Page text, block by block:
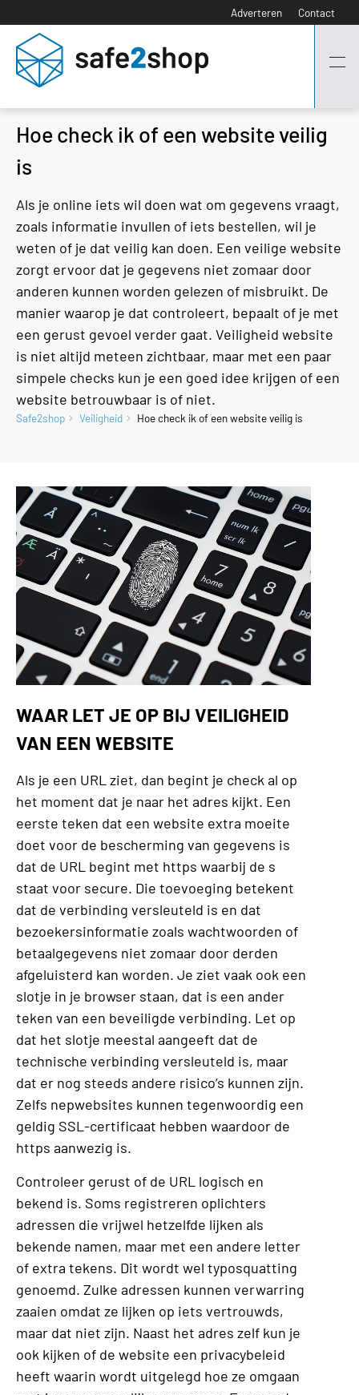
Adverteren Contact
Hoe check ik of een website veilig
is
Als je online iets wil doen wat om gegevens vraagt,
zoals informatie invullen of iets bestellen, wil je
weten of je dat veilig kan doen. Een veilige website
zorgt ervoor dat je gegevens niet zomaar door
anderen kunnen worden gelezen of misbruikt. De
manier waarop je dat controleert, bepaalt of je met
een gerust gevoel verder gaat. Veiligheid website
is niet altijd meteen zichtbaar, maar met een paar
simpele checks kun je een goed idee krijgen of een
website betrouwbaar is of niet.
Safe2shop Veiligheid Hoe check ik of een website veilig is
WAAR LET JE OP BIJ VEILIGHEID
VAN EEN WEBSITE
Als je een URL ziet, dan begint je check al op
het moment dat je naar het adres kijkt. Een
eerste teken dat een website extra moeite
doet voor de bescherming van gegevens is
dat de URL begint met https waarbij de s
staat voor secure. Die toevoeging betekent
dat de verbinding versleuteld is en dat
bezoekersinformatie zoals wachtwoorden of
betaalgegevens niet zomaar door derden
afgeluisterd kan worden. Je ziet vaak ook een
slotje in je browser staan, dat is een ander
teken van een beveiligde verbinding. Let op
dat het slotje meestal aangeeft dat de
technische verbinding versleuteld is, maar
dat er nog steeds andere risico’s kunnen zijn.
Zelfs nepwebsites kunnen tegenwoordig een
geldig SSL-certificaat hebben waardoor de
https aanwezig is.
Controleer gerust of de URL logisch en
bekend is. Soms registreren oplichters
adressen die vrijwel hetzelfde lijken als
bekende namen, maar met een andere letter
of extra tekens. Dit wordt wel typosquatting
genoemd. Zulke adressen kunnen verwarring
zaaien omdat ze lijken op iets vertrouwds,
maar dat niet zijn. Naast het adres zelf kun je
ook kijken of de website een privacybeleid
heeft waarin wordt uitgelegd hoe ze omgaan